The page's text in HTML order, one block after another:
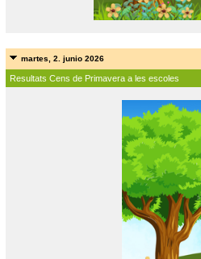
martes, 2. junio 2026
Resultats Cens de Primavera a les escoles